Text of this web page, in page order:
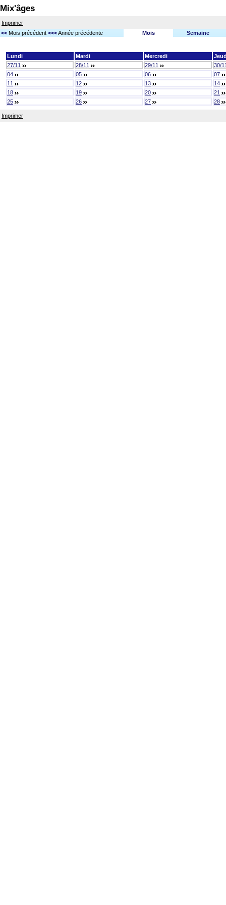
Mix'âges
Imprimer
<< Mois précédent <<<Année précédente Mois Semaine
Lundi Mardi Mercredi
27/11
28/11 29/11
30/
04
05 06
07
11
12 13
14
18
19 20
21
25
26 27 28
Imprimer